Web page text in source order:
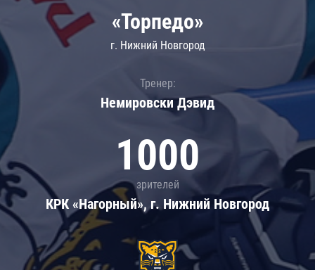
«Торпедо»
г. Нижний Новгород
Тренер:
Немировски Дэвид
1000
зрителей
КРК «Нагорный», г. Нижний Новгород